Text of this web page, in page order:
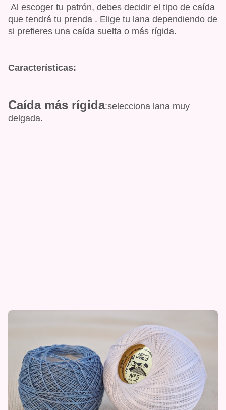
Al escoger tu patrón, debes decidir el tipo de caída
que tendrá tu prenda . Elige tu lana dependiendo de
si prefieres una caída suelta o más rígida.
Características:
Caída más rígida:selecciona lana muy
delgada.